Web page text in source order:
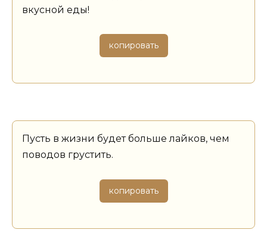
вкусной еды!
копировать
Пусть в жизни будет больше лайков, чем
поводов грустить.
копировать